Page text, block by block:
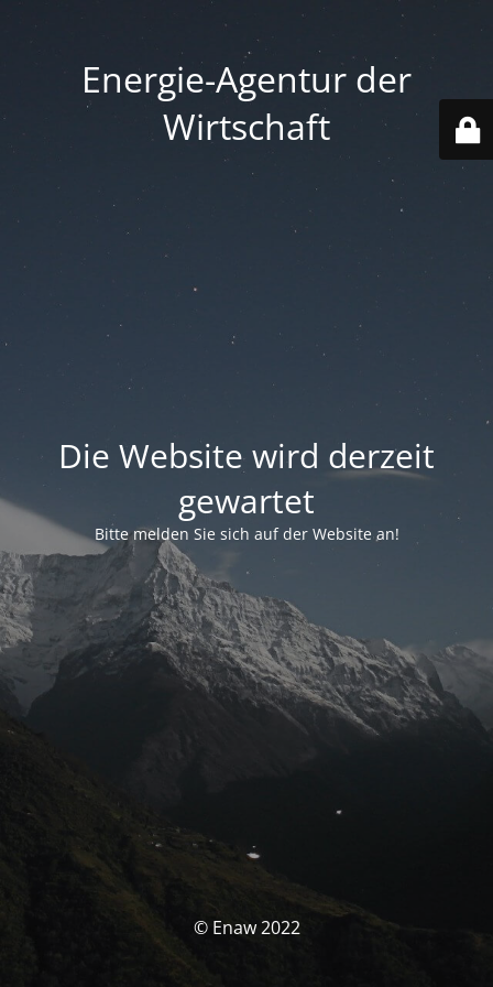
Energie-Agentur der
Wirtschaft
Die Website wird derzeit
gewartet
Bitte melden Sie sich auf der Website an!
© Enaw 2022